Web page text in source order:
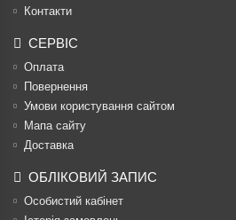
Контакти
СЕРВІС
Оплата
Повернення
Умови користування сайтом
Мапа сайту
Доставка
ОБЛІКОВИЙ ЗАПИС
Особистий кабінет